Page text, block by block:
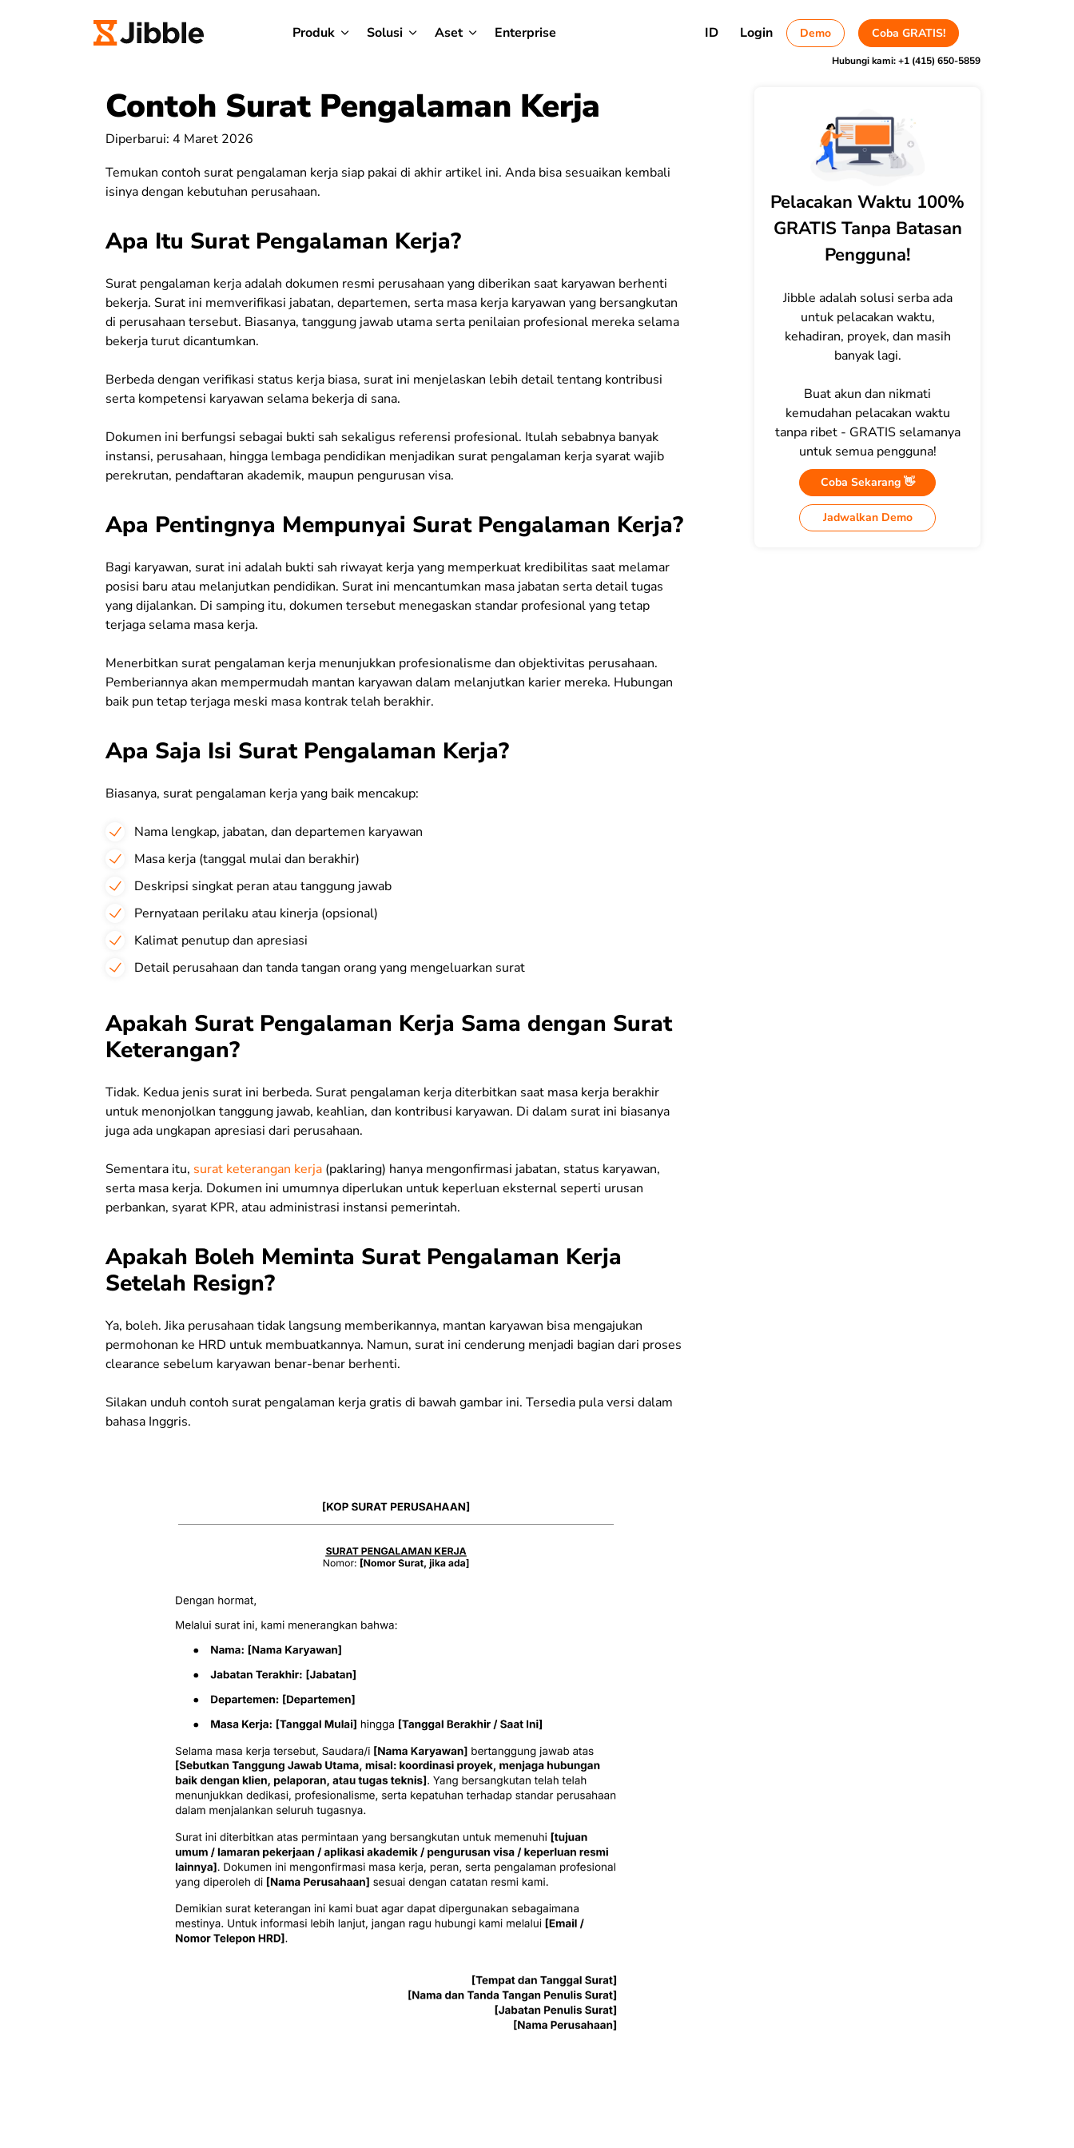
Produk Solusi Aset Enterprise ID Login Demo Coba GRATIS!
Hubungi kami:+1 (415) 650-5859
Contoh Surat Pengalaman Kerja
Diperbarui: 4 Maret 2026
Temukan contoh surat pengalaman kerja siap pakai di akhir artikel ini. Anda bisa sesuaikan kembali
isinya dengan kebutuhan perusahaan.
Apa Itu Surat Pengalaman Kerja?
Surat pengalaman kerja adalah dokumen resmi perusahaan yang diberikan saat karyawan berhenti
bekerja. Surat ini memverifikasi jabatan, departemen, serta masa kerja karyawan yang bersangkutan
di perusahaan tersebut. Biasanya, tanggung jawab utama serta penilaian profesional mereka selama
bekerja turut dicantumkan.
Berbeda dengan verifikasi status kerja biasa, surat ini menjelaskan lebih detail tentang kontribusi
serta kompetensi karyawan selama bekerja di sana.
Dokumen ini berfungsi sebagai bukti sah sekaligus referensi profesional. Itulah sebabnya banyak
instansi, perusahaan, hingga lembaga pendidikan menjadikan surat pengalaman kerja syarat wajib
perekrutan, pendaftaran akademik, maupun pengurusan visa.
Apa Pentingnya Mempunyai Surat Pengalaman Kerja?
Bagi karyawan, surat ini adalah bukti sah riwayat kerja yang memperkuat kredibilitas saat melamar
posisi baru atau melanjutkan pendidikan. Surat ini mencantumkan masa jabatan serta detail tugas
yang dijalankan. Di samping itu, dokumen tersebut menegaskan standar profesional yang tetap
terjaga selama masa kerja.
Menerbitkan surat pengalaman kerja menunjukkan profesionalisme dan objektivitas perusahaan.
Pemberiannya akan mempermudah mantan karyawan dalam melanjutkan karier mereka. Hubungan
baik pun tetap terjaga meski masa kontrak telah berakhir.
Apa Saja Isi Surat Pengalaman Kerja?
Biasanya, surat pengalaman kerja yang baik mencakup:
Nama lengkap, jabatan, dan departemen karyawan
Masa kerja (tanggal mulai dan berakhir)
Deskripsi singkat peran atau tanggung jawab
Pernyataan perilaku atau kinerja (opsional)
Kalimat penutup dan apresiasi
Detail perusahaan dan tanda tangan orang yang mengeluarkan surat
Apakah Surat Pengalaman Kerja Sama dengan Surat
Keterangan?
Tidak. Kedua jenis surat ini berbeda. Surat pengalaman kerja diterbitkan saat masa kerja berakhir
untuk menonjolkan tanggung jawab, keahlian, dan kontribusi karyawan. Di dalam surat ini biasanya
juga ada ungkapan apresiasi dari perusahaan.
Sementara itu, surat keterangan kerja (paklaring) hanya mengonfirmasi jabatan, status karyawan,
serta masa kerja. Dokumen ini umumnya diperlukan untuk keperluan eksternal seperti urusan
perbankan, syarat KPR, atau administrasi instansi pemerintah.
Apakah Boleh Meminta Surat Pengalaman Kerja
Setelah Resign?
Ya, boleh. Jika perusahaan tidak langsung memberikannya, mantan karyawan bisa mengajukan
permohonan ke HRD untuk membuatkannya. Namun, surat ini cenderung menjadi bagian dari proses
clearance sebelum karyawan benar-benar berhenti.
Silakan unduh contoh surat pengalaman kerja gratis di bawah gambar ini. Tersedia pula versi dalam
bahasa Inggris.
Pelacakan Waktu 100%
GRATIS Tanpa Batasan
Pengguna!
Jibble adalah solusi serba ada
untuk pelacakan waktu,
kehadiran, proyek, dan masih
banyak lagi.
Buat akun dan nikmati
kemudahan pelacakan waktu
tanpa ribet - GRATIS selamanya
untuk semua pengguna!
Coba Sekarang 👋
Jadwalkan Demo